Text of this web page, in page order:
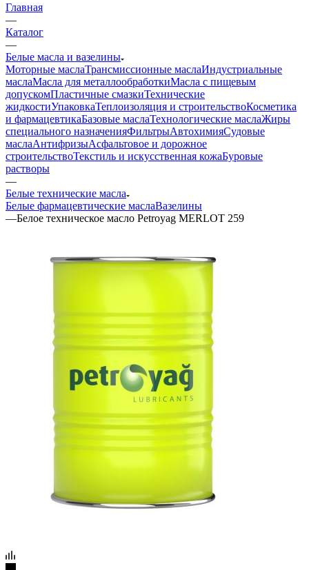
Главная
—
Каталог
—
Белые масла и вазелины
Моторные маслаТрансмиссионные маслаИндустриальные
маслаМасла для металлообработкиМасла с пищевым
допускомПластичные смазкиТехнические
жидкостиУпаковкаТеплоизоляция и строительствоКосметика
и фармацевтикаБазовые маслаТехнологические маслаЖиры
специального назначенияФильтрыАвтохимияСудовые
маслаАнтифризыАсфальтовое и дорожное
строительствоТекстиль и искусственная кожаБуровые
растворы
—
Белые технические масла
Белые фармацевтические маслаВазелины
—Белое техническое масло Petroyag MERLOT 259